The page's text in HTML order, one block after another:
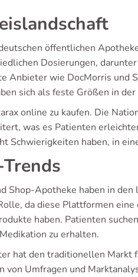
öffentlichen
Dosierungen,
Anbieter wie DocMorris und
sich als feste Größen in
online zu kaufen. Die
was es Patienten
Schwierigkeiten haben, in
Shop-Apotheke haben in den
da diese Plattformen
haben. Patienten
zu erhalten.
hat den traditionellen Markt
Umfragen und